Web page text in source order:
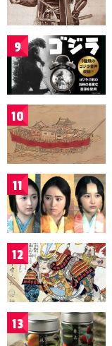
9
10
11
12
13